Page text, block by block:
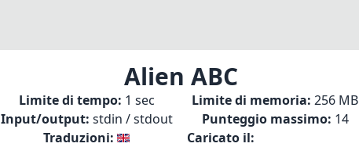
Alien ABC
Limite di tempo: 1 sec Limite di memoria: 256 MB
Input/output: stdin / stdout Punteggio massimo: 14
Traduzioni:
Caricato il: